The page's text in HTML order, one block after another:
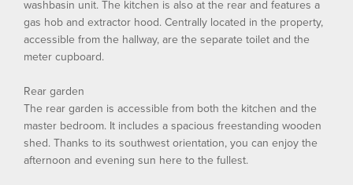
washbasin unit. The kitchen is also at the rear and features a
gas hob and extractor hood. Centrally located in the property,
accessible from the hallway, are the separate toilet and the
meter cupboard.
Rear garden
The rear garden is accessible from both the kitchen and the
master bedroom. It includes a spacious freestanding wooden
shed. Thanks to its southwest orientation, you can enjoy the
afternoon and evening sun here to the fullest.